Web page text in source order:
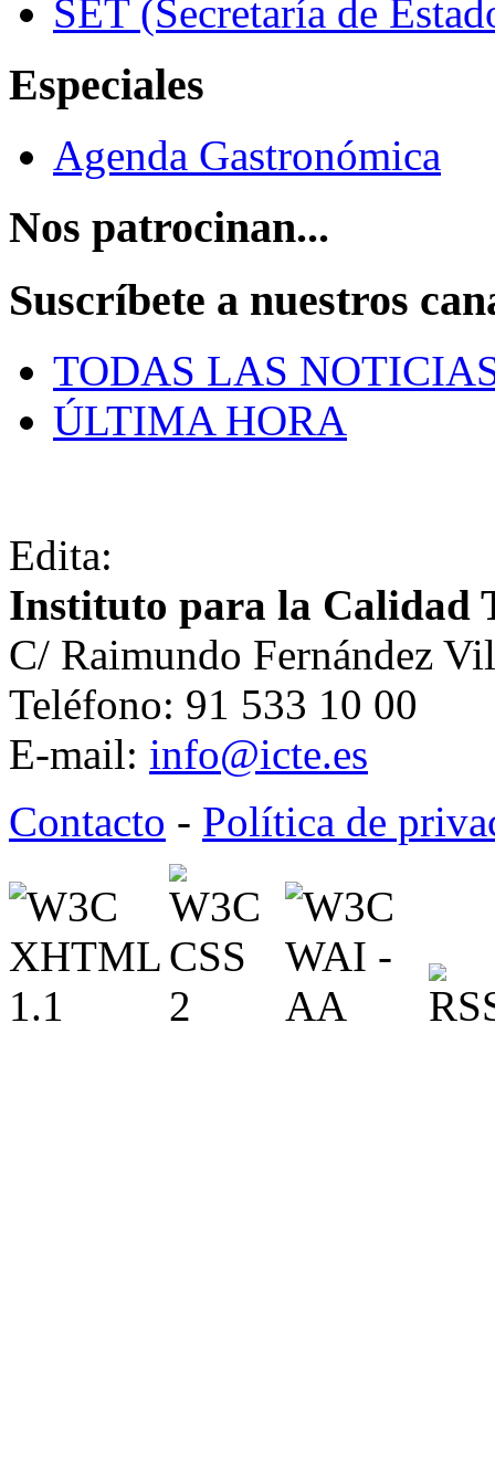
SET (Secretaría de
Especiales
Agenda Gastronómica
Nos patrocinan...
Suscríbete a nuestros
TODAS LAS
ÚLTIMA HORA
Edita:
Instituto para la Calidad
C/ Raimundo Fernández
Teléfono: 91 533 10 00
E-mail: info@icte.es
Contacto - Política de